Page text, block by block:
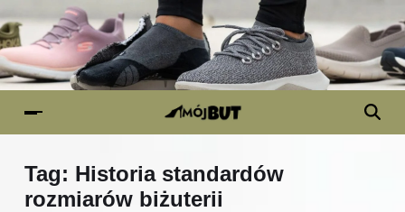
Tag: Historia standardów
rozmiarów biżuterii